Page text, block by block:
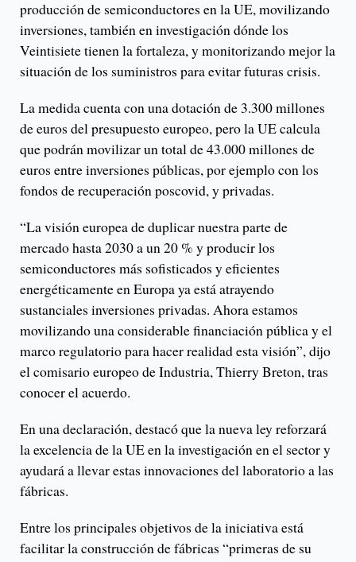
producción de semiconductores en la UE, movilizando
inversiones, también en investigación dónde los
Veintisiete tienen la fortaleza, y monitorizando mejor la
situación de los suministros para evitar futuras crisis.
La medida cuenta con una dotación de 3.300 millones
de euros del presupuesto europeo, pero la UE calcula
que podrán movilizar un total de 43.000 millones de
euros entre inversiones públicas, por ejemplo con los
fondos de recuperación poscovid, y privadas.
“La visión europea de duplicar nuestra parte de
mercado hasta 2030 a un 20 % y producir los
semiconductores más sofisticados y eficientes
energéticamente en Europa ya está atrayendo
sustanciales inversiones privadas. Ahora estamos
movilizando una considerable financiación pública y el
marco regulatorio para hacer realidad esta visión”, dijo
el comisario europeo de Industria, Thierry Breton, tras
conocer el acuerdo.
En una declaración, destacó que la nueva ley reforzará
la excelencia de la UE en la investigación en el sector y
ayudará a llevar estas innovaciones del laboratorio a las
fábricas.
Entre los principales objetivos de la iniciativa está
facilitar la construcción de fábricas “primeras de su